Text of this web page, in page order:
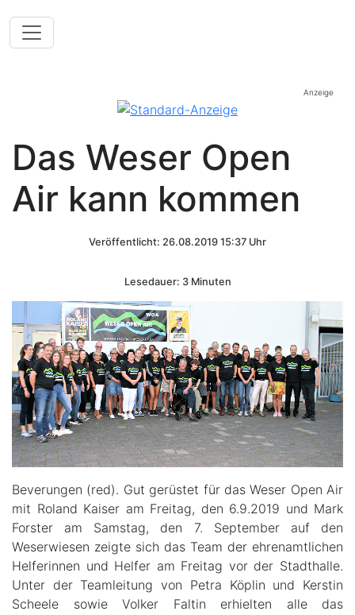
Anzeige
Das Weser Open
Air kann kommen
Veröffentlicht: 26.08.2019 15:37 Uhr
Lesedauer: 3 Minuten
Beverungen (red). Gut gerüstet für das Weser Open Air
mit Roland Kaiser am Freitag, den 6.9.2019 und Mark
Forster am Samstag, den 7. September auf den
Weserwiesen zeigte sich das Team der ehrenamtlichen
Helferinnen und Helfer am Freitag vor der Stadthalle.
Unter der Teamleitung von Petra Köplin und Kerstin
Scheele sowie Volker Faltin erhielten alle das